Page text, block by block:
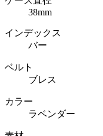
38mm
インデックス
バー
ベルト
ブレス
カラー
ラベンダー